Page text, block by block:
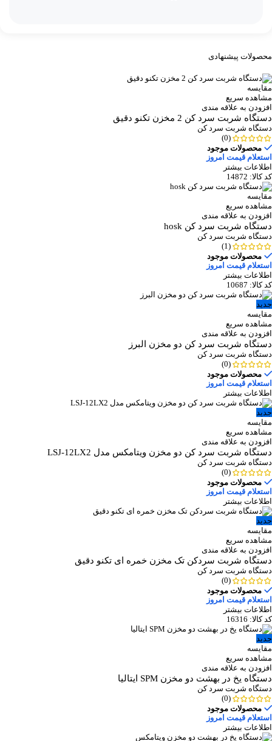
محصولات پیشنهادی
مقایسه
مشاهده سریع
افزودن به علاقه مندی
دستگاه شربت سرد کن 2 مخزن تکنو دقیق
دستگاه شربت سرد کن
(0)
محصولات موجود
استعلام قیمت امروز
اطلاعات بیشتر
کد کالا: 14872
مقایسه
مشاهده سریع
افزودن به علاقه مندی
دستگاه شربت سرد کن hosk
دستگاه شربت سرد کن
(1)
محصولات موجود
استعلام قیمت امروز
اطلاعات بیشتر
کد کالا: 10687
جدید
مقایسه
مشاهده سریع
افزودن به علاقه مندی
دستگاه شربت سرد کن دو مخزن البرز
دستگاه شربت سرد کن
(0)
محصولات موجود
استعلام قیمت امروز
اطلاعات بیشتر
جدید
مقایسه
مشاهده سریع
افزودن به علاقه مندی
دستگاه شربت سرد کن دو مخزن ویتامکس مدل LSJ-12LX2
دستگاه شربت سرد کن
(0)
محصولات موجود
استعلام قیمت امروز
اطلاعات بیشتر
جدید
مقایسه
مشاهده سریع
افزودن به علاقه مندی
دستگاه شربت سردکن تک مخزن خمره ای تکنو دقیق
دستگاه شربت سرد کن
(0)
محصولات موجود
استعلام قیمت امروز
اطلاعات بیشتر
کد کالا: 16316
جدید
مقایسه
مشاهده سریع
افزودن به علاقه مندی
دستگاه یخ در بهشت دو مخزن SPM ایتالیا
دستگاه شربت سرد کن
(0)
محصولات موجود
استعلام قیمت امروز
اطلاعات بیشتر